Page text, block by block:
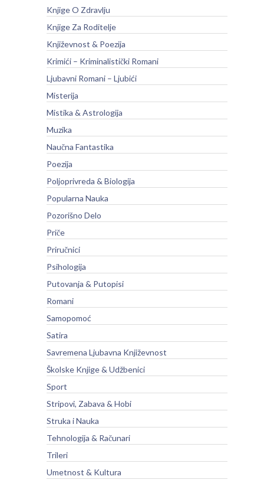
Knjige O Zdravlju
Knjige Za Roditelje
Književnost & Poezija
Krimići – Kriminalistički Romani
Ljubavni Romani – Ljubići
Misterija
Mistika & Astrologija
Muzika
Naučna Fantastika
Poezija
Poljoprivreda & Biologija
Popularna Nauka
Pozorišno Delo
Priče
Priručnici
Psihologija
Putovanja & Putopisi
Romani
Samopomoć
Satira
Savremena Ljubavna Književnost
Školske Knjige & Udžbenici
Sport
Stripovi, Zabava & Hobi
Struka i Nauka
Tehnologija & Računari
Trileri
Umetnost & Kultura